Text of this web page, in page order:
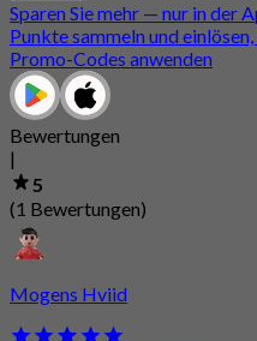
Sparen Sie mehr — nur in der
Punkte sammeln und
Promo-Codes anwenden
Bewertungen
|
5
(1 Bewertungen)
Mogens Hviid